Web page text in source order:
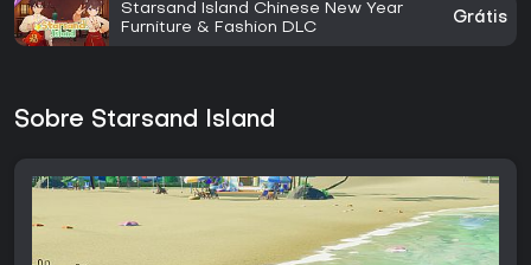
Starsand Island Chinese New Year
Furniture & Fashion DLC
Grátis
Sobre Starsand Island